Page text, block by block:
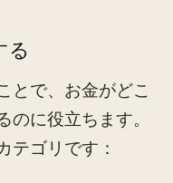
る
とで、お金がどこ
に役立ちます。
テゴリです：